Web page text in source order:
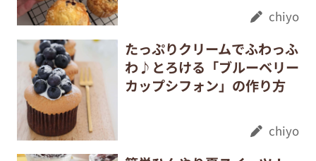
chiyo
たっぷりクリームでふわっふ
わ♪とろける「ブルーベリー
カップシフォン」の作り方
chiyo